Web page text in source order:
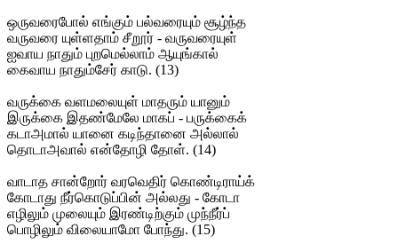
ஒருவரைபோல் எங்கும் பல்வரையும் சூழ்ந்த
வருவரை யுள்ளதாம் சீறூர் - வருவரையுள்
ஐவாய நாதும் புறமெல்லாம் ஆயுங்கால்
கைவாய நாதும்சேர் காடு. (13)
வருக்கை வளமலையுள் மாதரும் யானும்
இருக்கை இதண்மேலே மாகப் - பருக்கைக்
கடாஅமால் யானை கடிந்தானை அல்லால்
தொடாஅவால் என்தோழி தோள். (14)
வாடாத சான்றோர் வரவெதிர் கொண்டிராய்க்
கோடாது நீர்கொடுப்பின் அல்லது - கோடா
எழிலும் முலையும் இரண்டிற்கும் முந்நீர்ப்
பொழிலும் விலையாமோ போந்து. (15)